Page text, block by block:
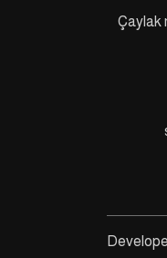
Çaylak